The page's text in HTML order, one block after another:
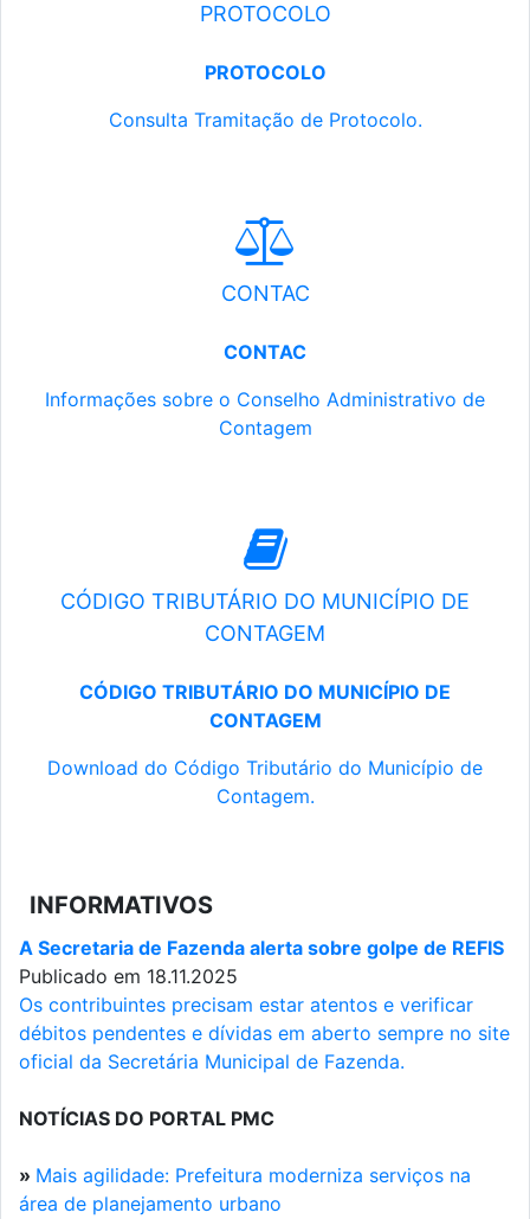
PROTOCOLO
PROTOCOLO
Consulta Tramitação de Protocolo.
CONTAC
CONTAC
Informações sobre o Conselho Administrativo de
Contagem
CÓDIGO TRIBUTÁRIO DO MUNICÍPIO DE
CONTAGEM
CÓDIGO TRIBUTÁRIO DO MUNICÍPIO DE
CONTAGEM
Download do Código Tributário do Município de
Contagem.
INFORMATIVOS
A Secretaria de Fazenda alerta sobre golpe de REFIS
Publicado em 18.11.2025
Os contribuintes precisam estar atentos e verificar
débitos pendentes e dívidas em aberto sempre no site
oficial da Secretária Municipal de Fazenda.
NOTÍCIAS DO PORTAL PMC
» Mais agilidade: Prefeitura moderniza serviços na
área de planejamento urbano